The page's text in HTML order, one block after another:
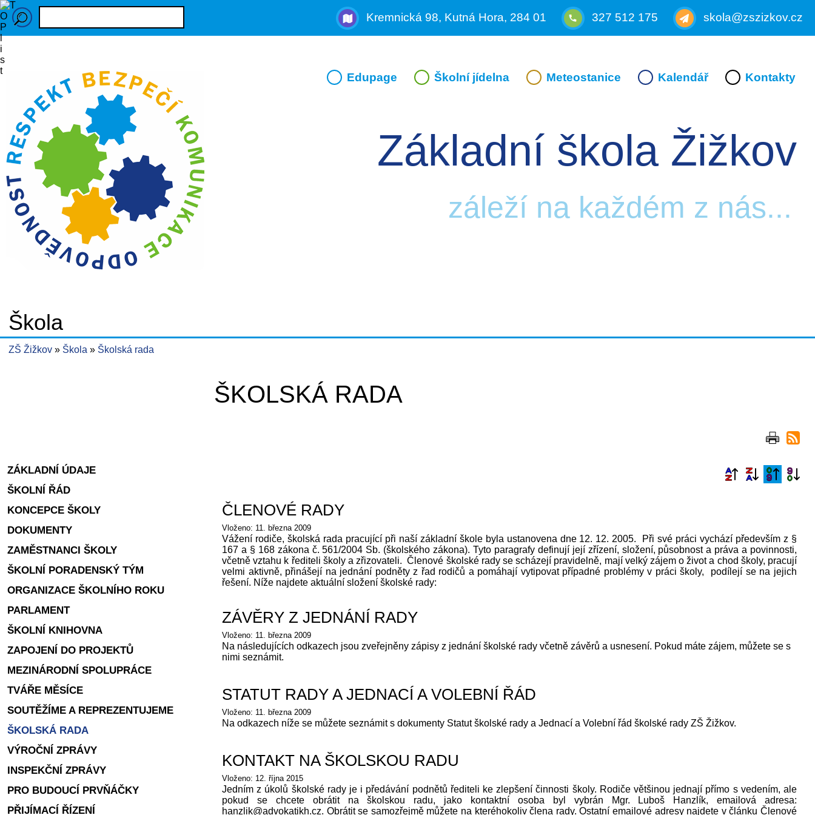
Kremnická 98, Kutná Hora, 284 01 327 512 175 skola@zszizkov.cz
Edupage Školní jídelna Meteostanice Kalendář Kontakty
Základní škola Žižkov
záleží na každém z nás...
Škola
ZŠ Žižkov Škola Školská rada
ŠKOLSKÁ RADA
ČLENOVÉ RADY
Vloženo: 11. března 2009
Vážení rodiče, školská rada pracující při naší základní škole byla ustanovena dne 12. 12. 2005. Při své práci vychází především z §
167 a § 168 zákona č. 561/2004 Sb. (školského zákona). Tyto paragrafy definují její zřízení, složení, působnost a práva a povinnosti,
včetně vztahu k řediteli školy a zřizovateli. Č lenové školské rady se scházejí pravidelně, mají velký zájem o život a chod školy, pracují
velmi aktivně, přinášejí na jednání podněty z řad rodičů a pomáhají vytipovat případné problémy v práci školy, podílejí se na jejich
řešení. Níže najdete aktuální složení školské rady:
ZÁVĚRY Z JEDNÁNÍ RADY
Vloženo: 11. března 2009
Na následujících odkazech jsou zveřejněny zápisy z jednání školské rady včetně závěrů a usnesení. Pokud máte zájem, můžete se s
nimi seznámit.
STATUT RADY A JEDNACÍ A VOLEBNÍ ŘÁD
Vloženo: 11. března 2009
Na odkazech níže se můžete seznámit s dokumenty Statut školské rady a Jednací a Volební řád školské rady ZŠ Žižkov.
KONTAKT NA ŠKOLSKOU RADU
Vloženo: 12. října 2015
Jedním z úkolů školské rady je i předávání podnětů řediteli ke zlepšení činnosti školy. Rodiče většinou jednají přímo s vedením, ale
pokud se chcete obrátit na školskou radu, jako kontaktní osoba byl vybrán Mgr. Luboš Hanzlík, emailová adresa:
hanzlik@advokatikh.cz. Obrátit se samozřejmě můžete na kteréhokoliv člena rady. Ostatní emailové adresy najdete v článku Členové
ZÁKLADNÍ ÚDAJE
ŠKOLNÍ ŘÁD
KONCEPCE ŠKOLY
DOKUMENTY
ZAMĚSTNANCI ŠKOLY
ŠKOLNÍ PORADENSKÝ TÝM
ORGANIZACE ŠKOLNÍHO ROKU
PARLAMENT
ŠKOLNÍ KNIHOVNA
ZAPOJENÍ DO PROJEKTŮ
MEZINÁRODNÍ SPOLUPRÁCE
TVÁŘE MĚSÍCE
SOUTĚŽÍME A REPREZENTUJEME
ŠKOLSKÁ RADA
VÝROČNÍ ZPRÁVY
INSPEKČNÍ ZPRÁVY
PRO BUDOUCÍ PRVŇÁČKY
PŘIJÍMACÍ ŘÍZENÍ